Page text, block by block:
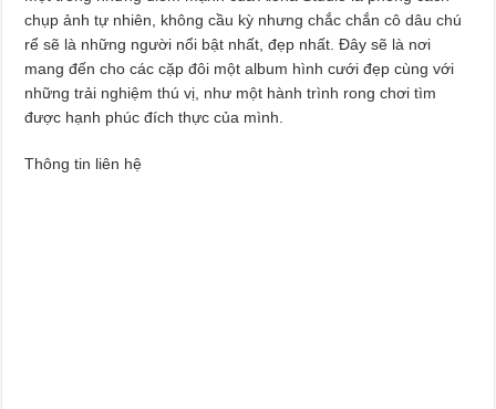
chụp ảnh tự nhiên, không cầu kỳ nhưng chắc chắn cô dâu chú
rể sẽ là những người nổi bật nhất, đẹp nhất. Đây sẽ là nơi
mang đến cho các cặp đôi một album hình cưới đẹp cùng với
những trải nghiệm thú vị, như một hành trình rong chơi tìm
được hạnh phúc đích thực của mình.
Thông tin liên hệ